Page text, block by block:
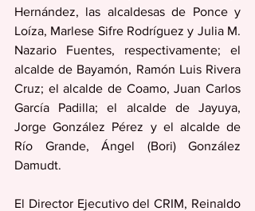
Hernández, las alcaldesas de Ponce y
Loíza, Marlese Sifre Rodríguez y Julia M.
Nazario Fuentes, respectivamente; el
alcalde de Bayamón, Ramón Luis Rivera
Cruz; el alcalde de Coamo, Juan Carlos
García Padilla; el alcalde de Jayuya,
Jorge González Pérez y el alcalde de
Río Grande, Ángel (Bori) González
Damudt.
El Director Ejecutivo del CRIM, Reinaldo